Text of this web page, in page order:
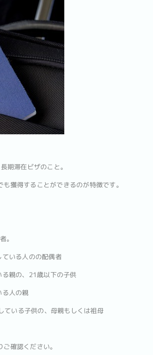
期滞在ビザのこと。
獲得することができるのが特徴です。
。
いる人のの配偶者
親の、21歳以下の子供
人の親
いる子供の、母親もしくは祖母
ご確認ください。